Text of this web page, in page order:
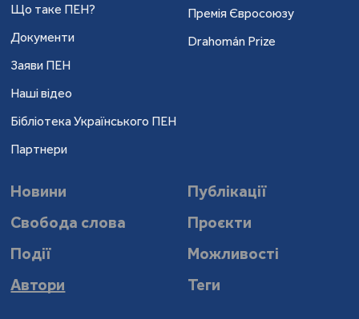
Що таке ПЕН?
Документи
Заяви ПЕН
Наші відео
Бібліотека Українського ПЕН
Партнери
Премія Євросоюзу
Drahomán Prize
Новини
Публікації
Свобода слова
Проєкти
Події
Можливості
Автори
Теги